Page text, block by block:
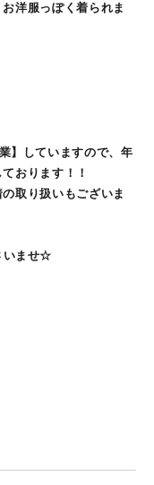
洋服っぽく着られま
】していますので、年
おります！！
取り扱いもございま
いませ☆